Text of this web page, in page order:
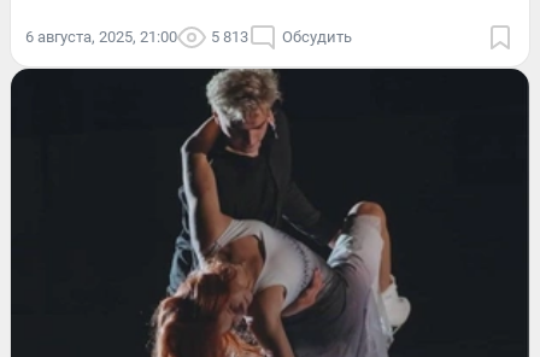
6 августа, 2025, 21:00 5 813 Обсудить